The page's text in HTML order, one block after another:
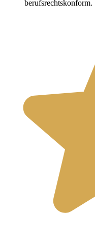
berufsrechtskonform.